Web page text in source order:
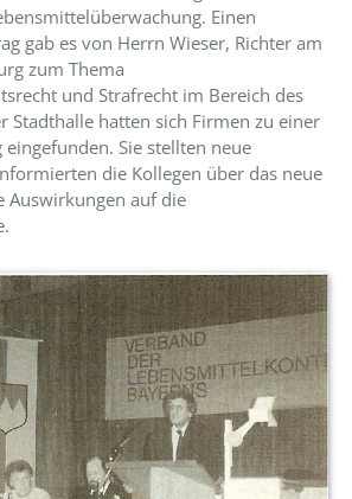
Einen
gab es von Herrn Wieser, Richter am
zum Thema
und Strafrecht im Bereich des
Stadthalle hatten sich Firmen zu einer
Sie stellten neue
die Kollegen über das neue
Auswirkungen auf die